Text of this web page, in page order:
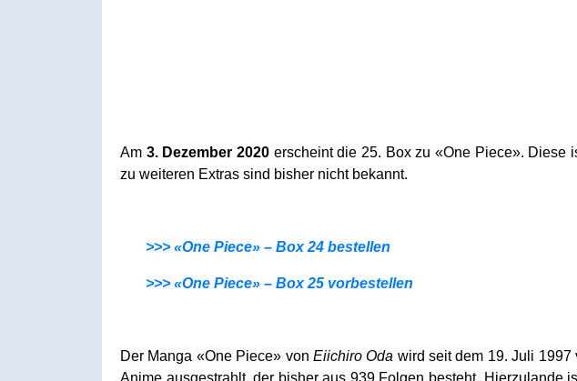
Am 3. Dezember 2020erscheint die 25. Box zu «One Piece». Diese
zu weiteren Extras sind bisher nicht bekannt.
>>> «One Piece» – Box 24 bestellen
>>> «One Piece» – Box 25 vorbestellen
Der Manga «One Piece» von Eiichiro Oda wird seit dem 19. Juli
Anime ausgestrahlt, der bisher aus 939 Folgen besteht. Hierzulande